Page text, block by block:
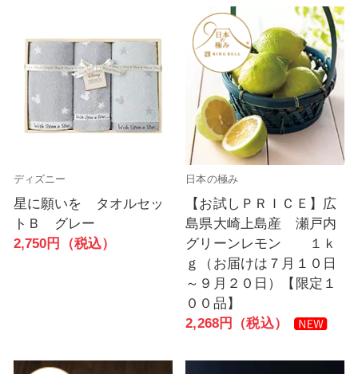
ディズニー
星に願いを タオルセッ
トＢ グレー
2,750円（税込）
日本の極み
【お試しＰＲＩＣＥ】広
島県大崎上島産 瀬戸内
グリーンレモン １ｋ
ｇ（お届けは７月１０日
～９月２０日）【限定１
００品】
2,268円（税込）